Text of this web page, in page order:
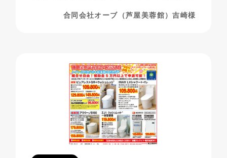
シニア層をターゲットにした化粧品通販を展開
合同会社オーブ（芦屋美蓉館）吉崎様